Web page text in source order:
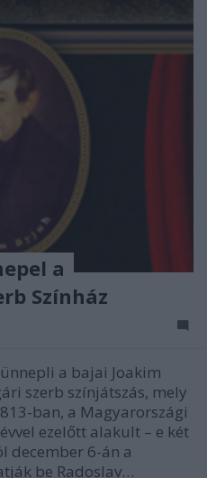
a
Színház
a bajai Joakim
szerb színjátszás, mely
ban, a Magyarországi
ezelőtt alakult – e két
december 6-án a
be Radoslav…